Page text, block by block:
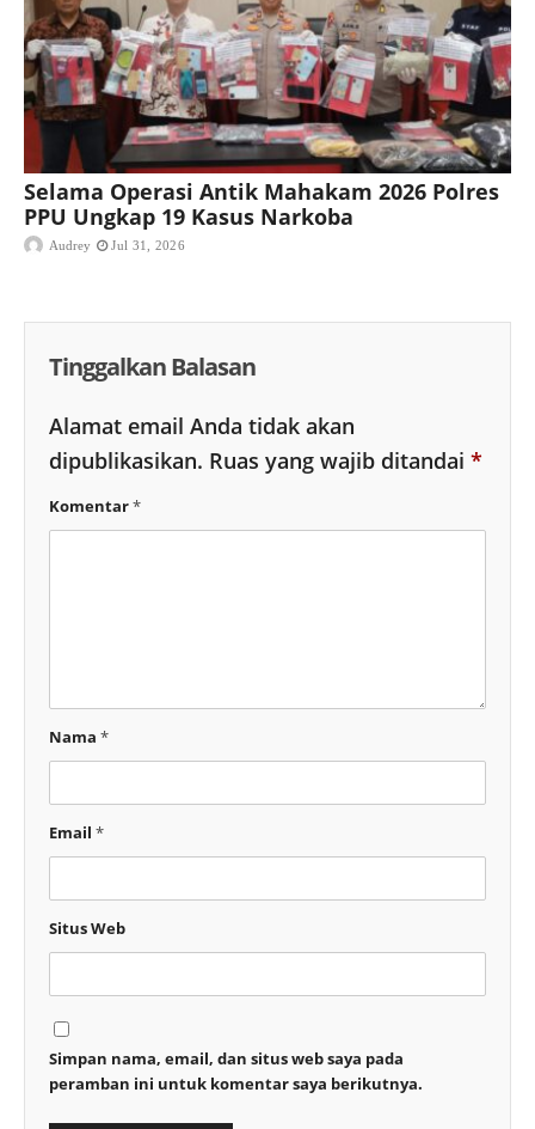
Selama Operasi Antik Mahakam 2026 Polres
PPU Ungkap 19 Kasus Narkoba
Audrey Jul 31, 2026
Tinggalkan Balasan
Alamat email Anda tidak akan
dipublikasikan. Ruas yang wajib ditandai *
Komentar*
Nama *
Email *
Situs Web
Simpan nama, email, dan situs web saya pada
peramban ini untuk komentar saya berikutnya.